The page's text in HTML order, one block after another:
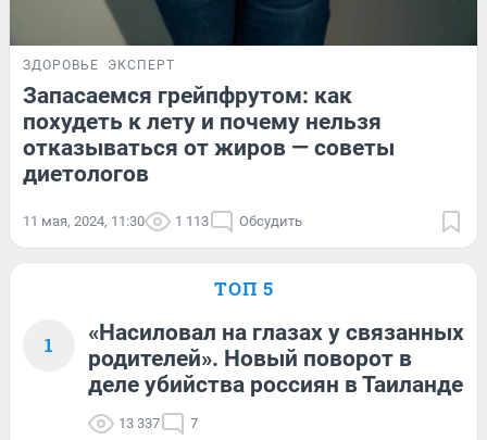
ЗДОРОВЬЕ ЭКСПЕРТ
Запасаемся грейпфрутом: как
похудеть к лету и почему нельзя
отказываться от жиров — советы
диетологов
11 мая, 2024, 11:30 1 113 Обсудить
ТОП 5
1
«Насиловал на глазах у связанных
родителей». Новый поворот в
деле убийства россиян в Таиланде
13 337 7